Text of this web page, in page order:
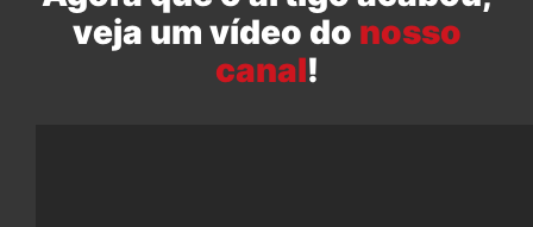
veja um vídeo do nosso
canal!